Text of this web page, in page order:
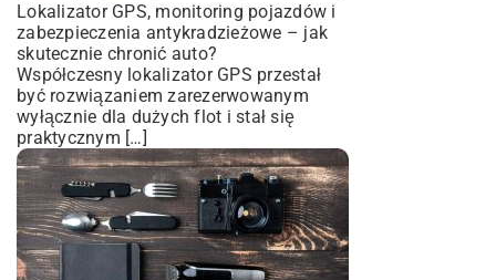
Lokalizator GPS, monitoring pojazdów i
zabezpieczenia antykradzieżowe – jak
skutecznie chronić auto?
Współczesny lokalizator GPS przestał
być rozwiązaniem zarezerwowanym
wyłącznie dla dużych flot i stał się
praktycznym […]